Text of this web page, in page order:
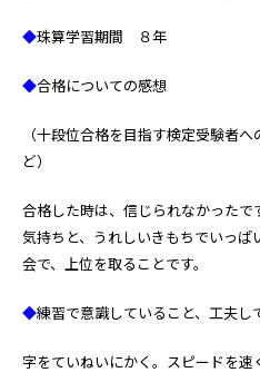
◆珠算学習期間 ８年
◆合格についての感想
（十段位合格を目指す検定受験者
ど）
合格した時は、信じられなかった
気持ちと、うれしいきもちでいっ
会で、上位を取ることです。
◆練習で意識していること、工夫し
字をていねいにかく。スピードを速